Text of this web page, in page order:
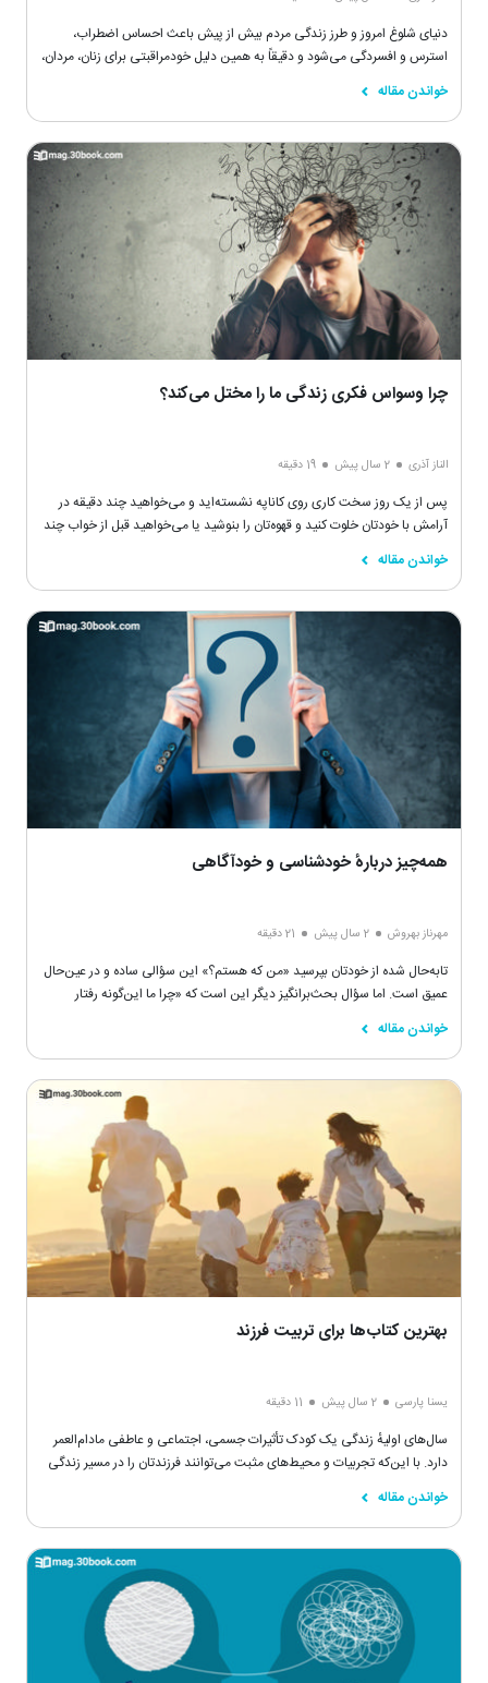
دنیای شلوغ امروز و طرز زندگی مردم بیش از پیش باعث احساس اضطراب،
استرس و افسردگی می‌شود و دقیقاً به همین دلیل خودمراقبتی برای زنان، مردان،
کودکان و همۀ افراد جامعه اهمیتی بسیار بیشتر از گذشته دارد.
خواندن مقاله
چرا وسواس فکری زندگی ما را مختل می‌کند؟
الناز آذری 2 سال پیش 19 دقیقه
پس از یک روز سخت کاری روی کاناپه نشسته‌اید و می‌خواهید چند دقیقه در
آرامش با خودتان خلوت کنید و قهوه‌تان را بنوشید یا می‌خواهید قبل از خواب چند
صفحه مطالعه کنید، اما ناگهان به خود می‌آیید و می‌بینید به یک نقطه خیره
شده‌اید و اصلاً هیچ‌چیزی از کتاب نفهمیده‌اید یا زمان زیادی گذشته و شما در
افکار خود غرق شده‌اید.
خواندن مقاله
همه‌چیز دربارهٔ خودشناسی و خودآگاهی
مهرناز بهروش 2 سال پیش 21 دقیقه
تابه‌حال شده از خودتان بپرسید «من که هستم؟» این سؤالی ساده و در عین‌حال
عمیق است. اما سؤال بحث‌برانگیز دیگر این است که «چرا ما این‌گونه رفتار
می‌کنیم؟» و اگر سوالاتی مشابه این سؤالات را تابه‌حال از خودتان پرسیده‌اید
بدانید که تنها نیستید.
خواندن مقاله
بهترین کتاب‌ها برای تربیت فرزند
یسنا پارسی 2 سال پیش 11 دقیقه
سال‌های اولیهٔ زندگی یک کودک تأثیرات جسمی، اجتماعی و عاطفی مادام‌العمر
دارد. با این‌که تجربیات و محیط‌های مثبت می‌توانند فرزندتان را در مسیر زندگی
درست و مناسب قرار دهند،
خواندن مقاله